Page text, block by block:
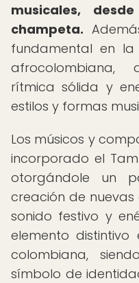
musicales,
champeta.
fundamental en
rítmica sólida y
estilos y formas
Los músicos y
incorporado el
otorgándole un
creación de nuevas
sonido festivo y
elemento
colombiana,
símbolo de